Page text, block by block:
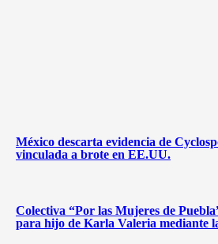
México descarta evidencia de
vinculada a brote en EE.UU.
Colectiva “Por las Mujeres de
para hijo de Karla Valeria mediante